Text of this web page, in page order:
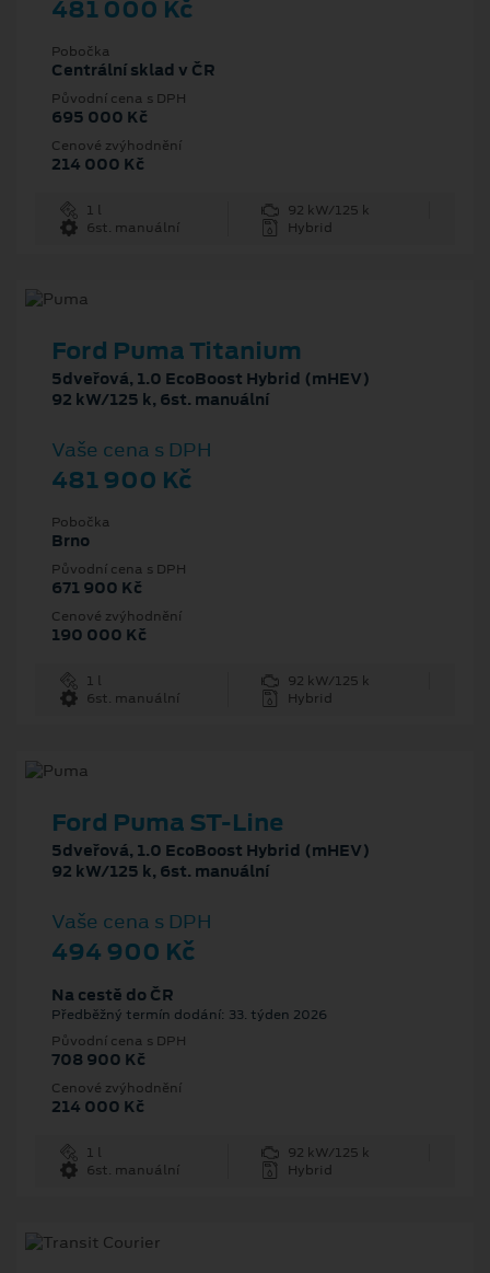
481 000 Kč
Pobočka
Centrální sklad v ČR
Původní cena s DPH
695 000 Kč
Cenové zvýhodnění
214 000 Kč
1 l
92 kW/125 k
6st. manuální
Hybrid
Ford Puma Titanium
5dveřová, 1.0 EcoBoost Hybrid (mHEV)
92 kW/125 k, 6st. manuální
Vaše cena s DPH
481 900 Kč
Pobočka
Brno
Původní cena s DPH
671 900 Kč
Cenové zvýhodnění
190 000 Kč
1 l
92 kW/125 k
6st. manuální
Hybrid
Ford Puma ST-Line
5dveřová, 1.0 EcoBoost Hybrid (mHEV)
92 kW/125 k, 6st. manuální
Vaše cena s DPH
494 900 Kč
Na cestě do ČR
Předběžný termín dodání: 33. týden 2026
Původní cena s DPH
708 900 Kč
Cenové zvýhodnění
214 000 Kč
1 l
92 kW/125 k
6st. manuální
Hybrid